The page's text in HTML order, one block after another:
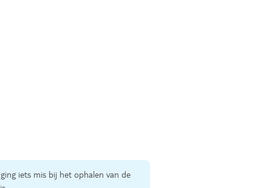
iets mis bij het ophalen van de